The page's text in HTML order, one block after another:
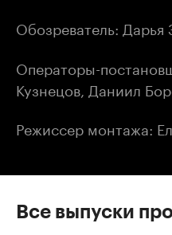
Обозреватель: Дарья
Операторы-
Кузнецов, Даниил
Режиссер монтажа:
Все выпуски